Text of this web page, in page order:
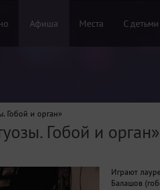
Афиша Места С детьми
Гобой и орган»
Гобой и орган»
Играют
Балашов